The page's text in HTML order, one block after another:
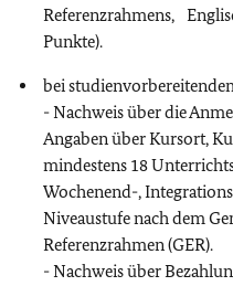
Referenzrahmens,
Punkte).
bei
- Nachweis über die
Angaben über Kursort,
mindestens 18
Wochenend-,
Niveaustufe nach dem
Referenzrahmen (GER).
- Nachweis über